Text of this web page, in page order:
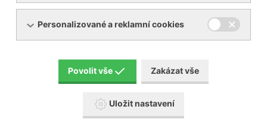
Servis kompresorů
Servis sušiček a filtrů stlačených plynů
Revize chladícího zařízení
Personalizované a reklamní cookies
Povolit vše Zakázat vše
Uložit nastavení